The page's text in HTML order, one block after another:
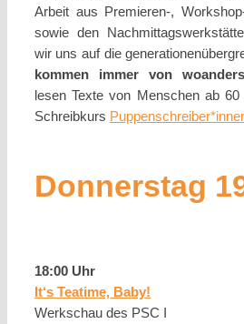
Arbeit aus Premieren-,
sowie den
wir uns auf die
kommen immer von
lesen Texte von Menschen ab
Schreibkurs
Donnerstag
18:00 Uhr
It‘s Teatime, Baby!
Werkschau des PSC I